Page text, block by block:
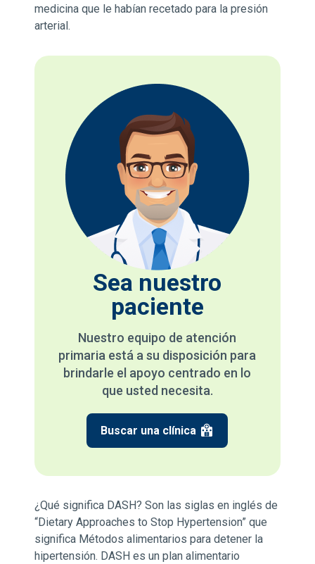
medicina que le habían recetado para la presión
arterial.
Sea nuestro
paciente
Nuestro equipo de atención
primaria está a su disposición para
brindarle el apoyo centrado en lo
que usted necesita.
Buscar una clínica
¿Qué significa DASH? Son las siglas en inglés de
“Dietary Approaches to Stop Hypertension” que
significa Métodos alimentarios para detener la
hipertensión. DASH es un plan alimentario